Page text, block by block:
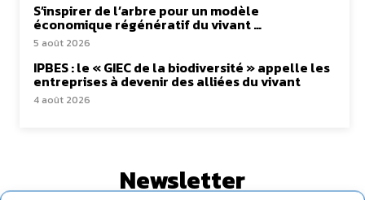
S’inspirer de l’arbre pour un modèle
économique régénératif du vivant …
5 août 2026
IPBES : le « GIEC de la biodiversité » appelle les
entreprises à devenir des alliées du vivant
4 août 2026
Newsletter